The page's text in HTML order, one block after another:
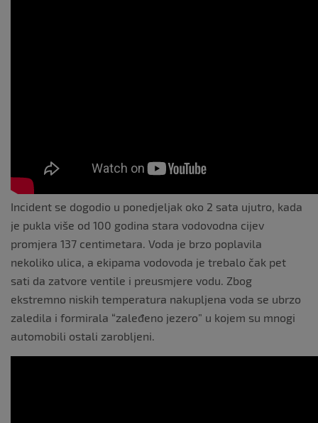
Incident se dogodio u ponedjeljak oko 2 sata ujutro, kada
je pukla više od 100 godina stara vodovodna cijev
promjera 137 centimetara. Voda je brzo poplavila
nekoliko ulica, a ekipama vodovoda je trebalo čak pet
sati da zatvore ventile i preusmjere vodu. Zbog
ekstremno niskih temperatura nakupljena voda se ubrzo
zaledila i formirala “zaleđeno jezero” u kojem su mnogi
automobili ostali zarobljeni.